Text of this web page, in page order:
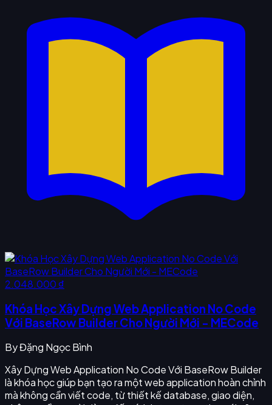
2.048.000 ₫
Khóa Học Xây Dựng Web Application No Code
Với BaseRow Builder Cho Người Mới - MECode
ByĐặng Ngọc Bình
Xây Dựng Web Application No Code Với BaseRow Builder
là khóa học giúp bạn tạo ra một web application hoàn chỉnh
mà không cần viết code, từ thiết kế database, giao diện,